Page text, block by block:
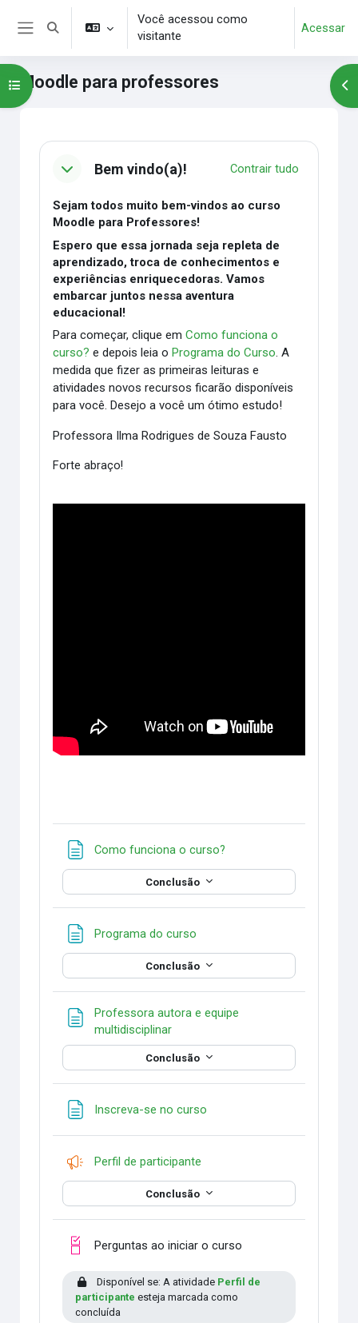
Ir para o conteúdo principal
Alternar entrada de pesquisa
Você acessou como
visitante
Acessar
Moodle para professores
Blocos
Abrir índice do curso
Contorno da seção
Bem vindo(a)! Contrair tudo
Sejam todos muito bem-vindos ao curso
Moodle para Professores!
Espero que essa jornada seja repleta de
aprendizado, troca de conhecimentos e
experiências enriquecedoras. Vamos
embarcar juntos nessa aventura
educacional!
Para começar, clique emComo funciona o
curso? e depois leia oPrograma do Curso. A
medida que fizer as primeiras leituras e
atividades novos recursos ficarão disponíveis
para você.Desejo a você um ótimo estudo!
Professora Ilma Rodrigues de Souza Fausto
Forte abraço!
Como funciona o curso?
Conclusão
Programa do curso
Conclusão
Professora autora e equipe
multidisciplinarPágina
Conclusão
Inscreva-se no curso
Perfil de participante
Conclusão
Perguntas ao iniciar o curso
Disponível se: A atividade Perfil de
participante esteja marcada como
concluída